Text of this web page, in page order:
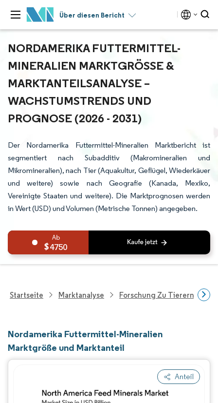
Über diesen Bericht
NORDAMERIKA FUTTERMITTEL-
MINERALIEN MARKTGRÖSSE & M
ARKTANTEILSANALYSE – W
ACHSTUMSTRENDS UND P
ROGNOSE (2026 - 2031)
Der Nordamerika Futtermittel-Mineralien Marktbericht ist
segmentiert nach Subadditiv (Makromineralien und
Mikromineralien), nach Tier (Aquakultur, Geflügel, Wiederkäuer
und weitere) sowie nach Geografie (Kanada, Mexiko,
Vereinigte Staaten und weitere). Die Marktprognosen werden
in Wert (USD) und Volumen (Metrische Tonnen) angegeben.
4750
Startseite Marktanalyse Forschung Zu
Nordamerika Futtermittel-Mineralien
Marktgröße und Marktanteil
Anteil